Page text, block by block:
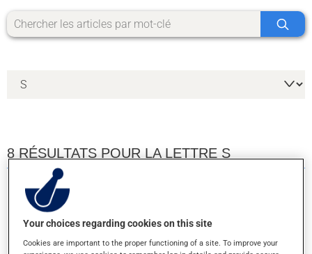
8 RÉSULTATS POUR LA LETTRE S
SUIVI DES PRISES - 1 PRISE PAR JOUR 10
JOURS
Your choices regarding cookies on this site
Cookies are important to the proper functioning of a site. To improve your